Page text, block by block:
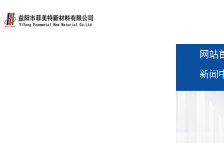
网站
新闻